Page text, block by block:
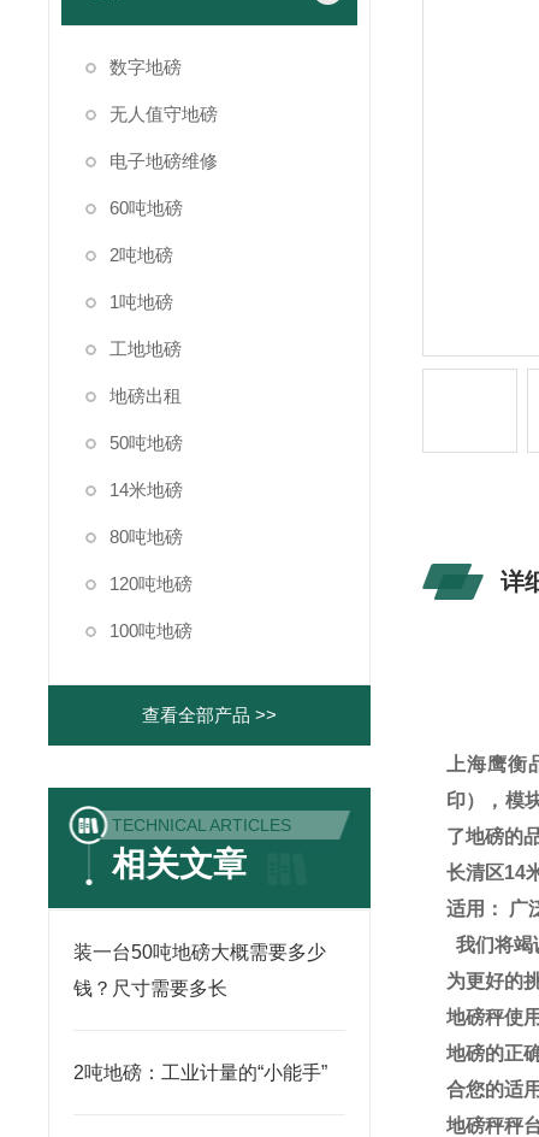
数字地磅
无人值守地磅
电子地磅维修
60吨地磅
2吨地磅
1吨地磅
工地地磅
地磅出租
50吨地磅
14米地磅
80吨地磅
120吨地磅
100吨地磅
查看全部产品 >>
TECHNICAL ARTICLES
相关文章
装一台50吨地磅大概需要多少
钱？尺寸需要多长
2吨地磅：工业计量的“小能手”
详
上海鹰
印），模
了地磅的
长清区14
适用：
广
我们将竭
为更好的
地磅秤使
地磅的正
合您的适
地磅秤秤